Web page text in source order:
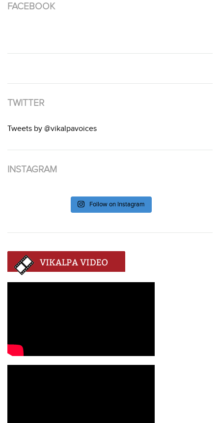
FACEBOOK
TWITTER
Tweets by @vikalpavoices
INSTAGRAM
Follow on Instagram